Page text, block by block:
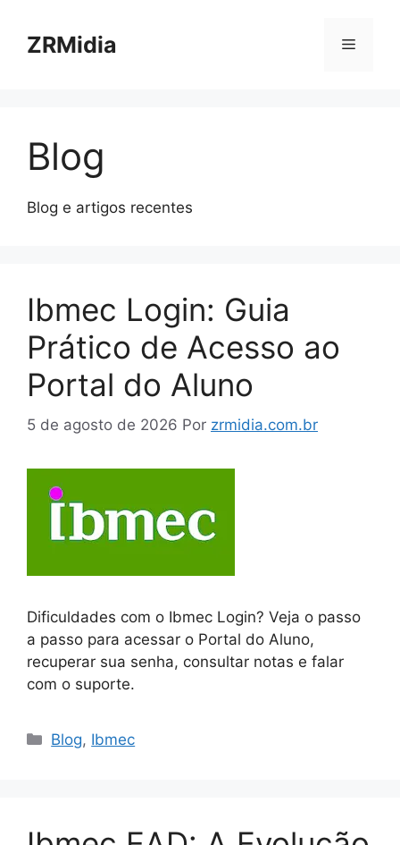
ZRMidia
Blog
Blog e artigos recentes
Ibmec Login: Guia
Prático de Acesso ao
Portal do Aluno
5 de agosto de 2026 Por zrmidia.com.br
Dificuldades com o Ibmec Login? Veja o passo
a passo para acessar o Portal do Aluno,
recuperar sua senha, consultar notas e falar
com o suporte.
Blog, Ibmec